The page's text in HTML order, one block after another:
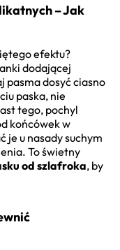
– Jak
efektu?
dodającej
pasma dosyć ciasno
paska, nie
tego, pochyl
końcówek w
je u nasady suchym
To świetny
od szlafroka, by